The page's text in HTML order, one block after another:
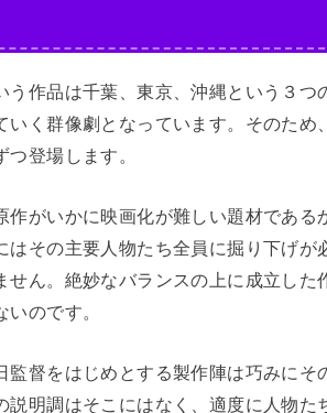
う作品は千葉、東京、沖縄という３
いく群像劇となっています。そのた
つ登場します。
作がいかに映画化が難しい題材であ
はその主要人物たち全員に掘り下げが
せん。絶妙なバランスの上に成立し
のです。
監督をはじめとする製作陣は巧みに
説明調はそこにはなく、適度に人物